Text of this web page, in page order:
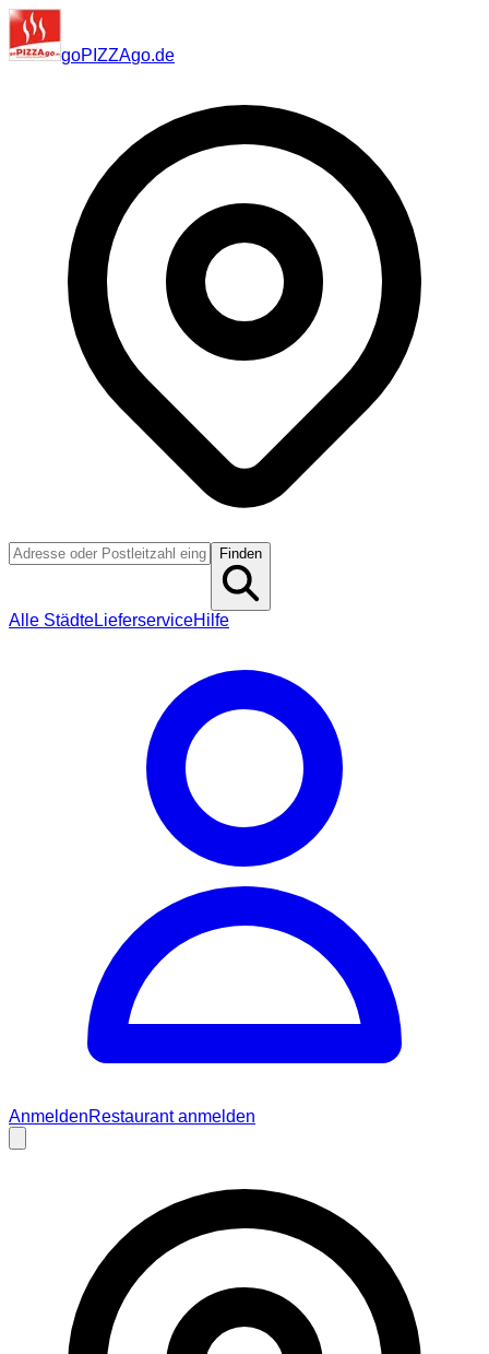
goPIZZAgo.de
Finden
Alle StädteLieferserviceHilfe
AnmeldenRestaurant anmelden